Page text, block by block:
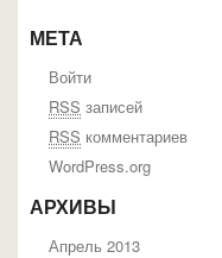
МЕТА
Войти
RSS записей
RSS комментариев
WordPress.org
АРХИВЫ
Апрель 2013